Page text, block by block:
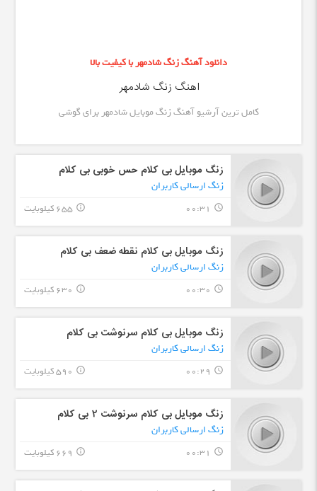
دانلود آهنگ زنگ شادمهر با کیفیت بالا
اهنگ زنگ شادمهر
کامل ترین آرشیو آهنگ زنگ موبایل شادمهر برای گوشی
زنگ موبایل بی کلام حس خوبی بی کلام
زنگ ارسالی کاربران
query_builder
00:31 655 کیلوبایت info_outline
زنگ موبایل بی کلام نقطه ضعف بی کلام
زنگ ارسالی کاربران
query_builder
00:30 630 کیلوبایت info_outline
زنگ موبایل بی کلام سرنوشت بی کلام
زنگ ارسالی کاربران
query_builder
00:29 590 کیلوبایت info_outline
زنگ موبایل بی کلام سرنوشت ٢ بی کلام
زنگ ارسالی کاربران
query_builder
00:31 669 کیلوبایت info_outline